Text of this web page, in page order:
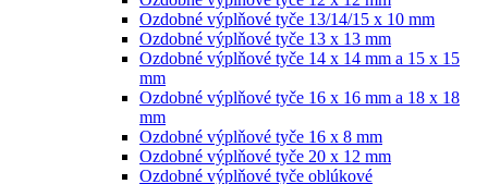
Ozdobné výplňové tyče 13/14/15 x 10 mm
Ozdobné výplňové tyče 13 x 13 mm
Ozdobné výplňové tyče 14 x 14 mm a 15 x 15
mm
Ozdobné výplňové tyče 16 x 16 mm a 18 x 18
mm
Ozdobné výplňové tyče 16 x 8 mm
Ozdobné výplňové tyče 20 x 12 mm
Ozdobné výplňové tyče oblúkové